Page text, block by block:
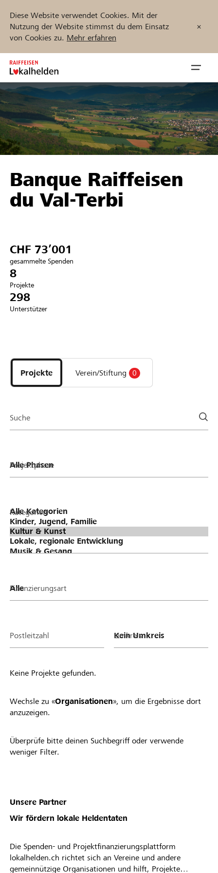
Diese Website verwendet Cookies. Mit der
Nutzung der Website stimmst du dem Einsatz
von Cookies zu. Mehr erfahren
Zum
Inhalt
springen
öffnen
Unterstützen
Hilfe & Support
Anmelden
Projekte und Organisationen finden
Jetzt starten
DE FR IT
Banque Raiffeisen
du Val-Terbi
CHF 73’001
gesammelte Spenden
8
Projekte
298
Unterstützer
Projekte
und
Organisationen
Projekte Verein/Stiftung 0
Suche
Projektphase
Kategorien
Finanzierungsart
Postleitzahl Umkreis
Keine Projekte gefunden.
Wechsle zu «Organisationen», um die Ergebnisse dort
anzuzeigen.
Überprüfe bitte deinen Suchbegriff oder verwende
weniger Filter.
Unsere Partner
Wir fördern lokale Heldentaten
Die Spenden- und Projektfinanzierungsplattform
lokalhelden.ch richtet sich an Vereine und andere
gemeinnützige Organisationen und hilft, Projekte